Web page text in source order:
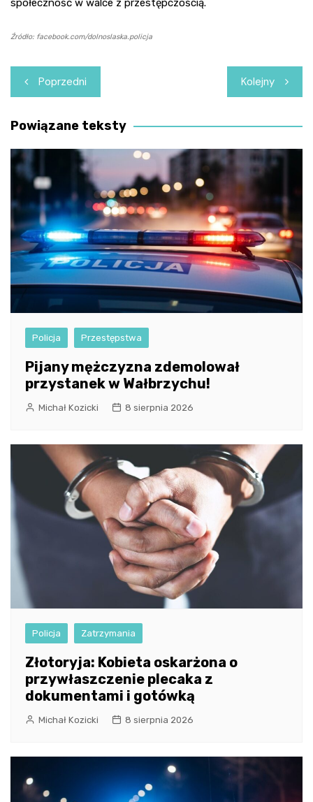
Źródło: facebook.com/dolnoslaska.policja
Nawigacja
wpisu
Poprzedni Kolejny
Powiązane teksty
Policja Przestępstwa
Pijany mężczyzna zdemolował
przystanek w Wałbrzychu!
Michał Kozicki 8 sierpnia 2026
Policja Zatrzymania
Złotoryja: Kobieta oskarżona o
przywłaszczenie plecaka z
dokumentami i gotówką
Michał Kozicki 8 sierpnia 2026